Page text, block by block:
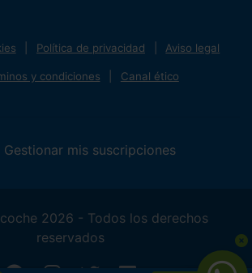
Política de privacidad Aviso legal
y condiciones Canal ético
Gestionar mis suscripciones
2026 - Todos los derechos
reservados